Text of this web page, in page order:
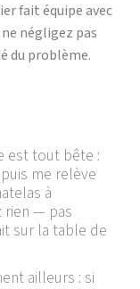
fait équipe avec
négligez pas
du problème.
est tout bête :
me relève
à
rien — pas
sur la table de
ailleurs : si